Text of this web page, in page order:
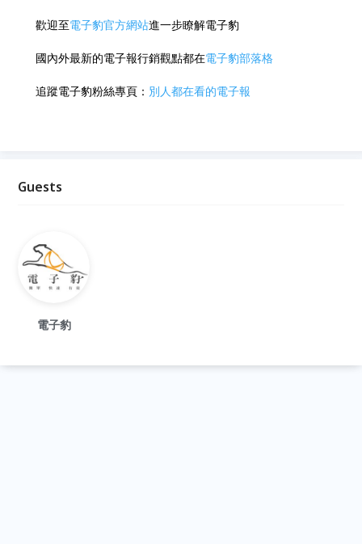
歡迎至電子豹官方網站進一步瞭解電子豹
國內外最新的電子報行銷觀點都在電子豹部落格
追蹤電子豹粉絲專頁： 別人都在看的電子報
Guests
電子豹